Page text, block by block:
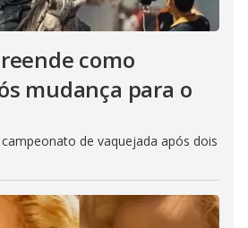
como
mudança para o
de vaquejada após dois